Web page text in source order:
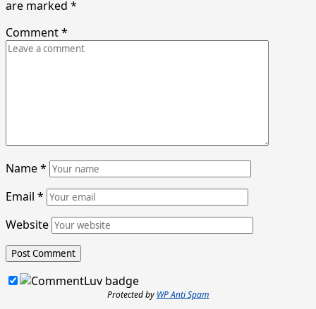
are marked *
Comment*
Name*
Email *
Website
Protected by WP Anti Spam